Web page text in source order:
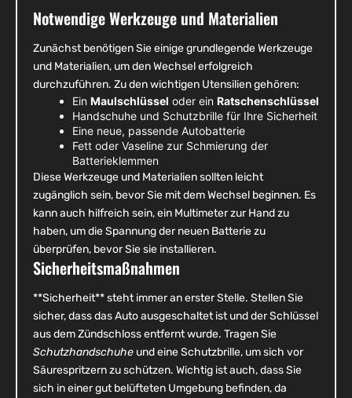
Notwendige Werkzeuge und Materialien
Zunächst benötigen Sie einige grundlegende Werkzeuge
und Materialien, um den Wechsel erfolgreich
durchzuführen. Zu den wichtigen Utensilien gehören:
Ein Maulschlüssel oder ein Ratschenschlüssel
Handschuhe und Schutzbrille für Ihre Sicherheit
Eine neue, passende Autobatterie
Fett oder Vaseline zur Schmierung der
Batterieklemmen
Diese Werkzeuge und Materialien sollten leicht
zugänglich sein, bevor Sie mit dem Wechsel beginnen. Es
kann auch hilfreich sein, ein Multimeter zur Hand zu
haben, um die Spannung der neuen Batterie zu
überprüfen, bevor Sie sie installieren.
Sicherheitsmaßnahmen
**Sicherheit** steht immer an erster Stelle. Stellen Sie
sicher, dass das Auto ausgeschaltet ist und der Schlüssel
aus dem Zündschloss entfernt wurde. Tragen Sie
Schutzhandschuhe und eine Schutzbrille, um sich vor
Säurespritzern zu schützen. Wichtig ist auch, dass Sie
sich in einer gut belüfteten Umgebung befinden, da